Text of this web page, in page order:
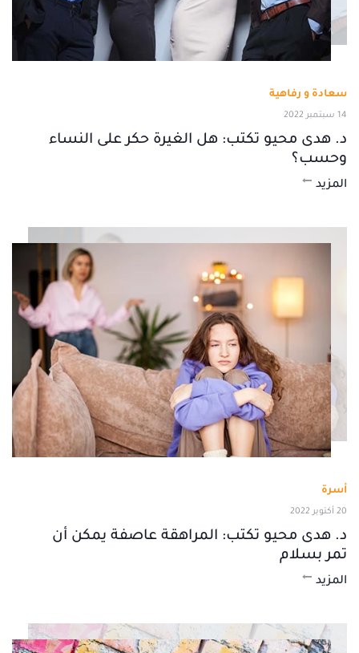
سعادة و رفاهية
14 سبتمبر 2022
د. هدى محيو تكتب: هل الغيرة حكر على النساء
وحسب؟
المزيد
أسرة
20 أكتوبر 2022
د. هدى محيو تكتب: المراهقة عاصفة يمكن أن
تمر بسلام
المزيد